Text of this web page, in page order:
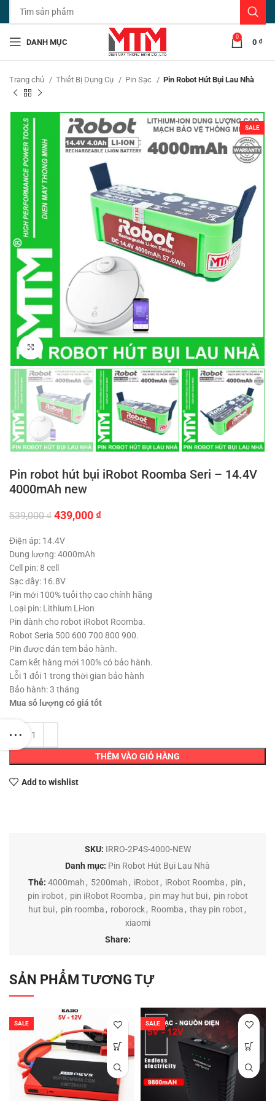
DANH MỤC
0
0 ₫
Trang chủ Thiết Bị Dụng Cụ Pin Sạc Pin Robot Hút Bụi Lau Nhà
SALE
Click to enlarge
Pin robot hút bụi iRobot Roomba Seri – 14.4V
4000mAh new
539,000₫ Giá
là:
539,000 ₫.
439,000 ₫Giá
Điện áp: 14.4V
Dung lượng: 4000mAh
Cell pin: 8 cell
Sạc đầy: 16.8V
Pin mới 100% tuổi thọ cao chính hãng
Loại pin: Lithium Li-ion
Pin dành cho robot iRobot Roomba.
Robot Seria 500 600 700 800 900.
Pin được dán tem bảo hành.
Cam kết hàng mới 100% có bảo hành.
Lỗi 1 đổi 1 trong thời gian bảo hành
Bảo hành: 3 tháng
Mua số lượng có giá tốt
THÊM VÀO GIỎ HÀNG
Add to wishlist
SKU: IRRO-2P4S-4000-NEW
Danh mục: Pin Robot Hút Bụi Lau Nhà
Thẻ: 4000mah , 5200mah , iRobot , iRobot Roomba , pin ,
pin irobot , pin iRobot Roomba , pin may hut bui , pin robot
hut bui , pin roomba , roborock , Roomba , thay pin robot ,
xiaomi
Share:
SẢN PHẨM TƯƠNG TỰ
SALE SALE